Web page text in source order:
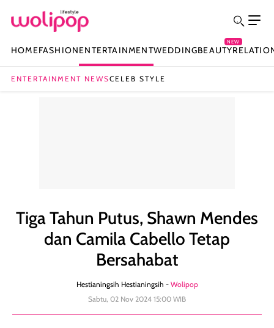
HOMEFASHIONENTERTAINMENTWEDDINGBEAUTY
NEW
ENTERTAINMENT NEWSCELEB STYLE
Tiga Tahun Putus, Shawn Mendes
dan Camila Cabello Tetap
Bersahabat
Hestianingsih Hestianingsih - Wolipop
Sabtu, 02 Nov 2024 15:00 WIB